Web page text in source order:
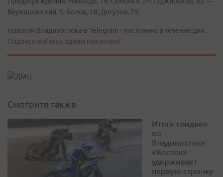
Веркашанский, 5; Болов, 18; Догузов, 79.
Новости Владивостока в Telegram - постоянно в течение дня.
Подписывайтесь одним нажатием!
Смотрите также
Итоги спидвея
во
Владивостоке:
«Восток»
удерживает
первую строчку